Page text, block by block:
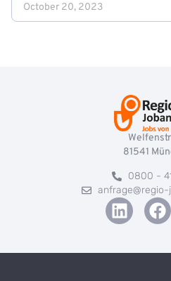
October 20, 2023
81541
0800 -
anfrage@regio-